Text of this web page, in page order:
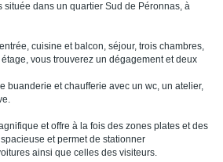
située dans un quartier Sud de Péronnas, à
cuisine et balcon, séjour, trois chambres,
vous trouverez un dégagement et deux
buanderie et chaufferie avec un wc, un atelier,
et offre à la fois des zones plates et des
et permet de stationner
ainsi que celles des visiteurs.